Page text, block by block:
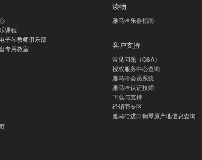
课程
子琴教师俱乐部
专用教室
读物
雅马哈乐器指南
客户支持
常见问题（Q&A）
授权服务中心查询
雅马哈会员系统
雅马哈认证技师
下载与支持
经销商专区
雅马哈进口钢琴原产地信息查询